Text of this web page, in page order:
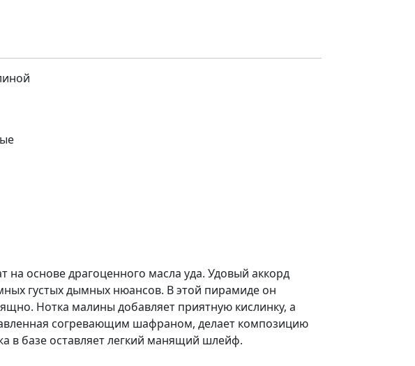
основе драгоценного масла уда. Удовый аккорд
густых дымных нюансов. В этой пирамиде он
Нотка малины добавляет приятную кислинку, а
согревающим шафраном, делает композицию
в базе оставляет легкий манящий шлейф.